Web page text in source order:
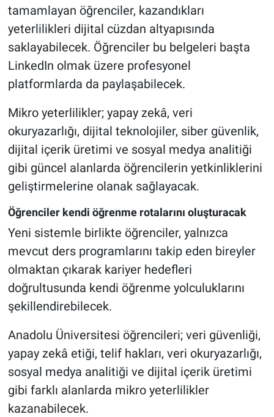
tamamlayan öğrenciler, kazandıkları
yeterlilikleri dijital cüzdan altyapısında
saklayabilecek. Öğrenciler bu belgeleri başta
LinkedIn olmak üzere profesyonel
platformlarda da paylaşabilecek.
Mikro yeterlilikler; yapay zekâ, veri
okuryazarlığı, dijital teknolojiler, siber güvenlik,
dijital içerik üretimi ve sosyal medya analitiği
gibi güncel alanlarda öğrencilerin yetkinliklerini
geliştirmelerine olanak sağlayacak.
Öğrenciler kendi öğrenme rotalarını oluşturacak
Yeni sistemle birlikte öğrenciler, yalnızca
mevcut ders programlarını takip eden bireyler
olmaktan çıkarak kariyer hedefleri
doğrultusunda kendi öğrenme yolculuklarını
şekillendirebilecek.
Anadolu Üniversitesi öğrencileri; veri güvenliği,
yapay zekâ etiği, telif hakları, veri okuryazarlığı,
sosyal medya analitiği ve dijital içerik üretimi
gibi farklı alanlarda mikro yeterlilikler
kazanabilecek.